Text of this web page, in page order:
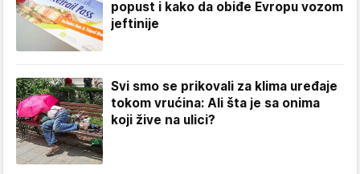
popust i kako da obiđe Evropu vozom
jeftinije
Svi smo se prikovali za klima uređaje
tokom vrućina: Ali šta je sa onima
koji žive na ulici?